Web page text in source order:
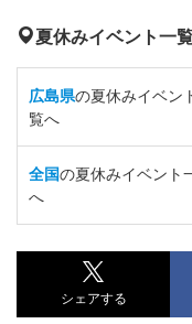
夏休みイベント一
広島県の夏休みイベン
覧へ
全国の夏休みイベント
へ
シェアする